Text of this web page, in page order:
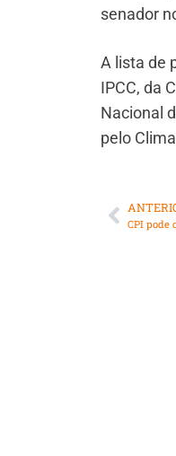
senador
A lista de
IPCC, da
Nacional
pelo